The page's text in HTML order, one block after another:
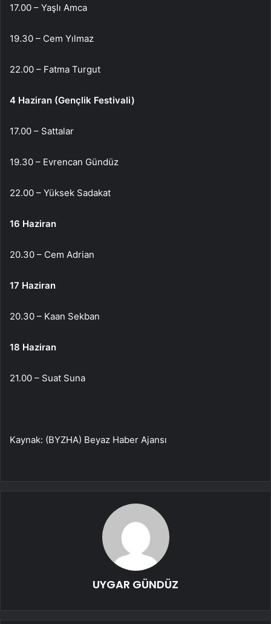
17.00 – Yaşlı Amca
19.30 – Cem Yılmaz
22.00 – Fatma Turgut
4 Haziran (Gençlik Festivali)
17.00 – Sattalar
19.30 – Evrencan Gündüz
22.00 – Yüksek Sadakat
16 Haziran
20.30 – Cem Adrian
17 Haziran
20.30 – Kaan Sekban
18 Haziran
21.00 – Suat Suna
Kaynak: (BYZHA) Beyaz Haber Ajansı
UYGAR GÜNDÜZ